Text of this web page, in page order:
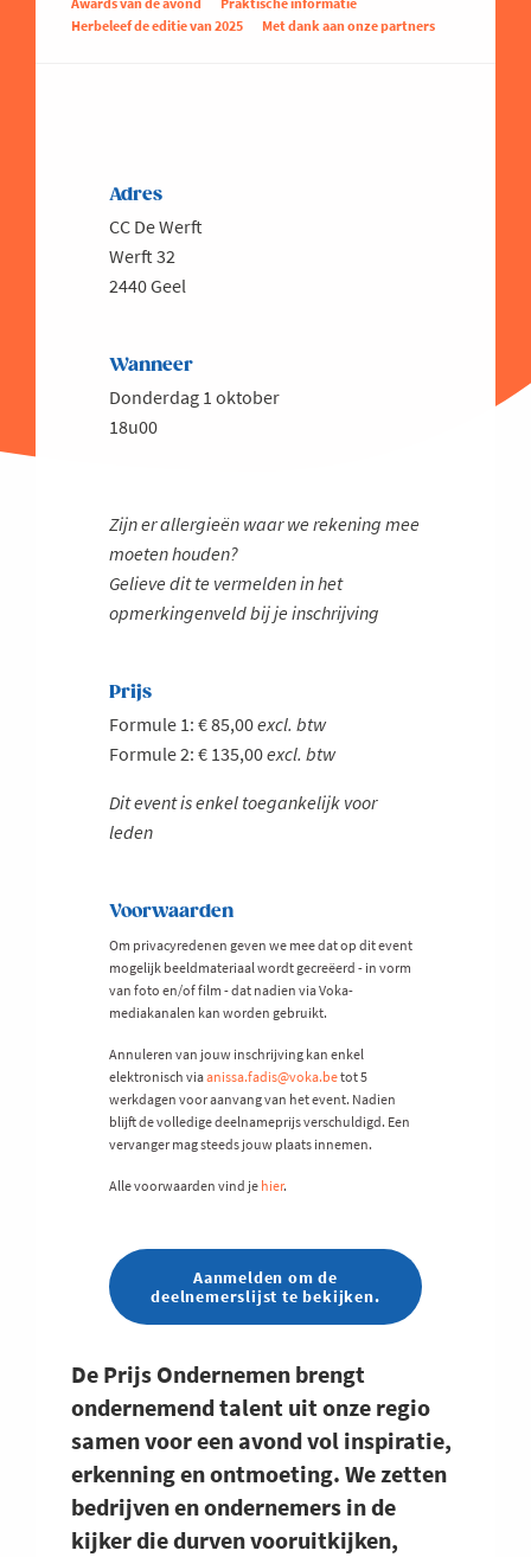
Herbeleef de editie van 2025
Met dank aan onze partners
De Prijs Ondernemen brengt
ondernemend talent uit onze regio
samen voor een avond vol inspiratie,
erkenning en ontmoeting. We zetten
bedrijven en ondernemers in de
kijker die durven vooruitkijken,
Adres
CC De Werft
Werft 32
2440 Geel
Wanneer
Donderdag 1 oktober
18u00
Zijn er allergieën waar we rekening mee
moeten houden?
Gelieve dit te vermelden in het
opmerkingenveld bij je inschrijving
Prijs
Formule 1: € 85,00excl. btw
Formule 2: € 135,00excl. btw
Dit event is enkel toegankelijk voor
leden
Voorwaarden
Om privacyredenen geven we mee dat op dit event
mogelijk beeldmateriaal wordt gecreëerd - in vorm
van foto en/of film - dat nadien via Voka-
mediakanalen kan worden gebruikt.
Annuleren van jouw inschrijving kan enkel
elektronisch viaanissa.fadis@voka.betot 5
werkdagen voor aanvang van het event. Nadien
blijft de volledige deelnameprijs verschuldigd. Een
vervanger mag steeds jouw plaats innemen.
Alle voorwaarden vind je hier.
Aanmelden om de
deelnemerslijst te bekijken.